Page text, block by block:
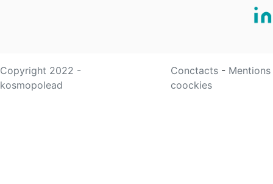
Copyright 2022 -
kosmopolead
Conctacts -
coockies